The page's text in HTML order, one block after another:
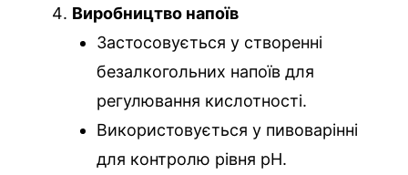
Виробництво напоїв
Застосовується у створенні
безалкогольних напоїв для
регулювання кислотності.
Використовується у пивоварінні
для контролю рівня pH.